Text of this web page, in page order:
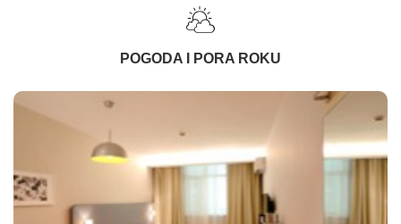
POGODA I PORA ROKU